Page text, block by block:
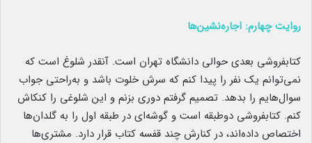
روایت چهارم: اجاره‌نشین‌ها
کتابفروشی بعدی حوالی دانشگاه تهران است. آنقدر شلوغ است که
نمی‌توانم یک نفر را پیدا کنم که سرش خلوت باشد و به‌راحتی جواب
سوال‌هایم را بدهد. تصمیم گرفتم دوری بزنم و این شلوغی را کنکاش
کنم. کتابفروشی دوطبقه است و گوشه‌ای در طبقه اول را به گلدان‌ها
اختصاص داده‌اند، در کنارش چند قفسه کتاب قرار دارد. مشتری‌ها